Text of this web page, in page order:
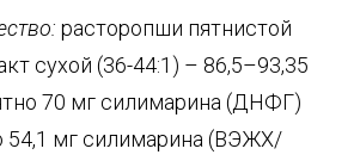
расторопши пятнистой
сухой (36-44:1) – 86,5–93,35
70 мг силимарина (ДНФГ)
54,1 мг силимарина (ВЭЖХ/